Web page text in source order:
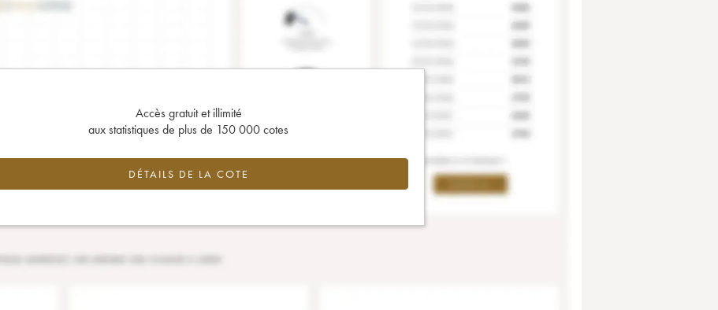
Accès gratuit et illimité
aux statistiques de plus de 150 000 cotes
DÉTAILS DE LA COTE